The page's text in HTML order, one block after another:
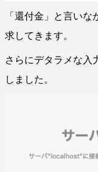
「還付金」と言い
求してきます。
さらにデタラメな入
しました。